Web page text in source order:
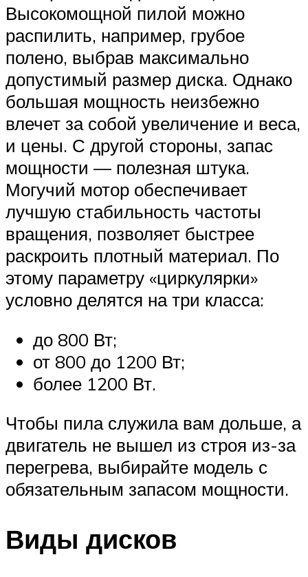
Высокомощной пилой можно
распилить, например, грубое
полено, выбрав максимально
допустимый размер диска. Однако
большая мощность неизбежно
влечет за собой увеличение и веса,
и цены. С другой стороны, запас
мощности — полезная штука.
Могучий мотор обеспечивает
лучшую стабильность частоты
вращения, позволяет быстрее
раскроить плотный материал. По
этому параметру «циркулярки»
условно делятся на три класса:
до 800 Вт;
от 800 до 1200 Вт;
более 1200 Вт.
Чтобы пила служила вам дольше, а
двигатель не вышел из строя из-за
перегрева, выбирайте модель с
обязательным запасом мощности.
Виды дисков